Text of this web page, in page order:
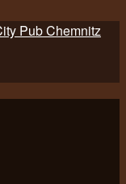
Pub Chemnitz